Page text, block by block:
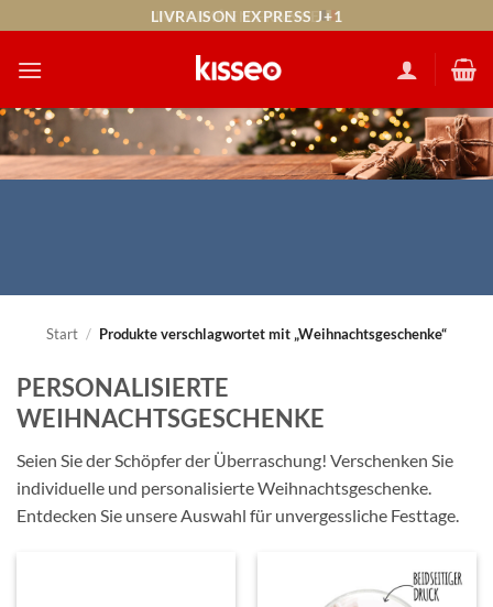
springen
LIVRAISON EXPRESS J+1
Start / Produkte verschlagwortet mit „Weihnachtsgeschenke“
PERSONALISIERTE
WEIHNACHTSGESCHENKE
Seien Sie der Schöpfer der Überraschung! Verschenken Sie
individuelle und personalisierte Weihnachtsgeschenke.
Entdecken Sie unsere Auswahl für unvergessliche Festtage.